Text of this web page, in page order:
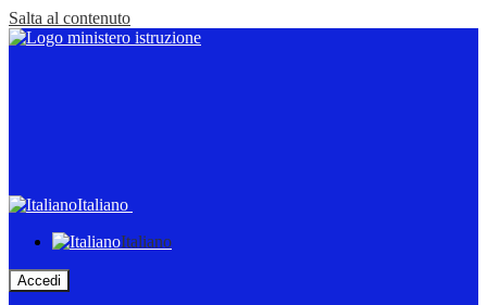
Salta al contenuto
Italiano
Italiano
Accedi